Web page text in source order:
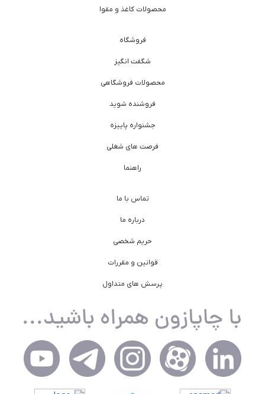
محصولات کاغذ و مقوا
فروشگاه
شگفت انگیز
محصولات فروشگاهی
فروشنده شوید
جشنواره پاییزه
فرصت های شغلی
راهنما
تماس با ما
درباره ما
حریم شخصی
قوانین و مقررات
پرسش های متداول